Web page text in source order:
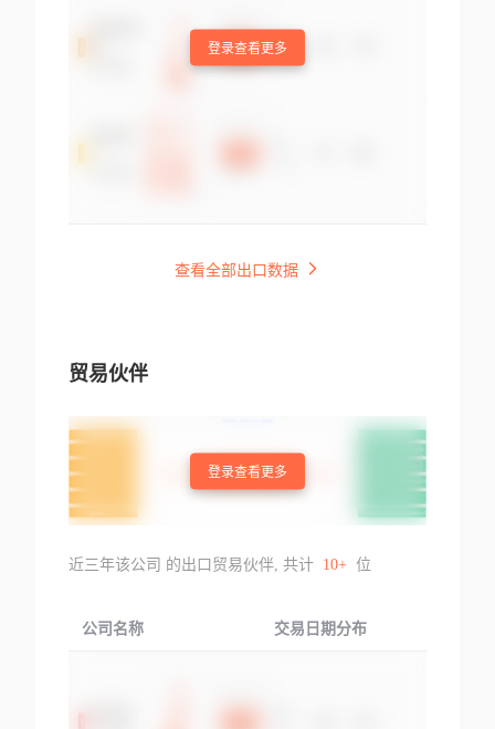
登录查看更多
查看全部出口数据
贸易伙伴
登录查看更多
近三年该公司 的出口贸易伙伴, 共计 10+ 位
公司名称 交易日期分布